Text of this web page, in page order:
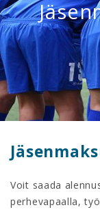
Voit saada
perhevapaalla,